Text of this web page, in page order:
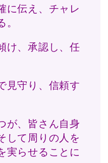
に伝え、チャレ
け、承認し、任
見守り、信頼す
が、皆さん自身
して周りの人を
実らせることに